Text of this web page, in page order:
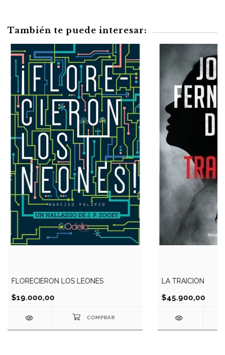
También te puede interesar:
FLORECIERON LOS LEONES
$19.000,00
LA TRAICIÓN
$45.900,00